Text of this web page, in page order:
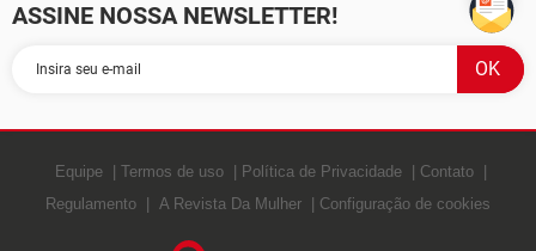
ASSINE NOSSA NEWSLETTER!
Equipe Termos de uso Política de Privacidade
Contato
Regulamento
A Revista Da Mulher Configuração de cookies